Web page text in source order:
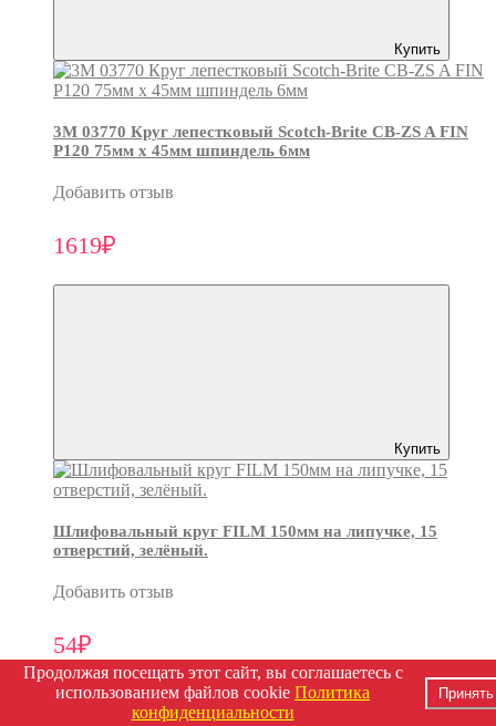
Купить
3М 03770 Круг лепестковый Scotch-Brite CB-ZS A FIN
P120 75мм х 45мм шпиндель 6мм
Добавить отзыв
1619₽
Купить
Шлифовальный круг FILM 150мм на липучке, 15
отверстий, зелёный.
Добавить отзыв
54₽
Продолжая посещать этот сайт, вы соглашаетесь с
использованием файлов cookie Политика
конфиденциальности
Принять